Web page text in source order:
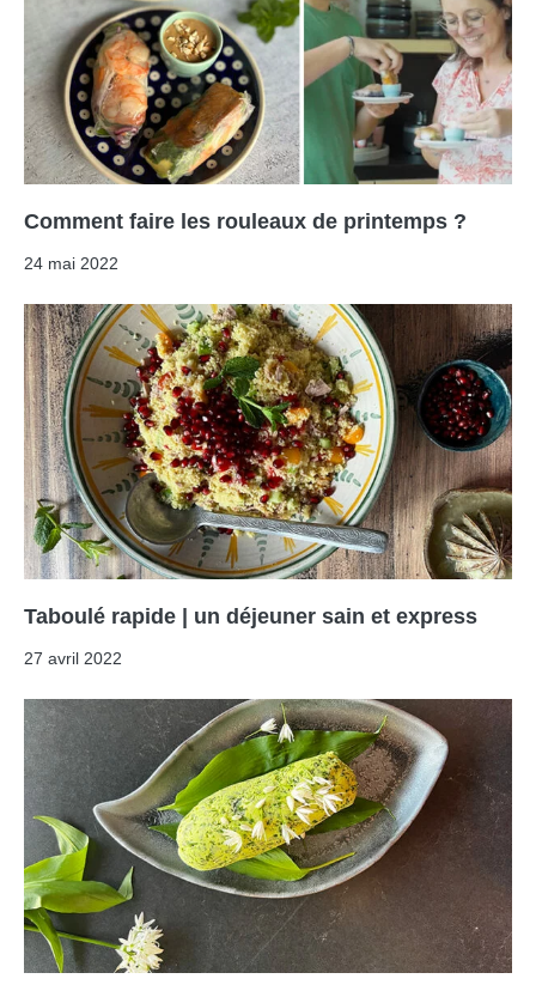
Comment faire les rouleaux de printemps ?
24 mai 2022
Taboulé rapide | un déjeuner sain et express
27 avril 2022